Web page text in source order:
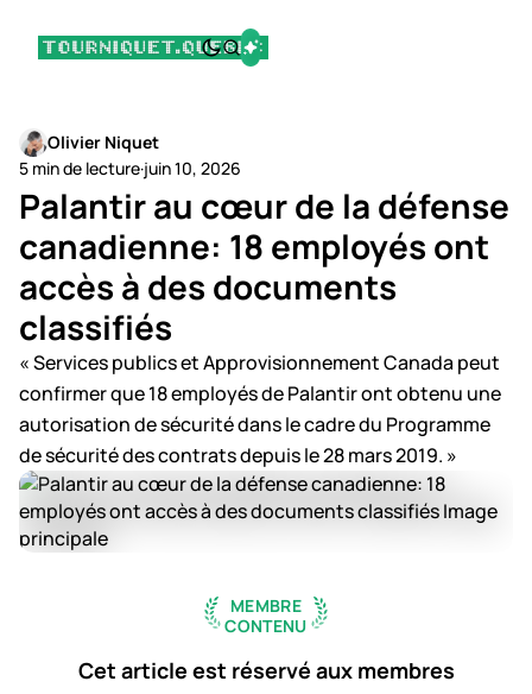
Olivier Niquet
5 min de lecture·juin 10, 2026
Palantir au cœur de la défense
canadienne: 18 employés ont
accès à des documents
classifiés
« Services publics et Approvisionnement Canada peut
confirmer que 18 employés de Palantir ont obtenu une
autorisation de sécurité dans le cadre du Programme
de sécurité des contrats depuis le 28 mars 2019. »
MEMBRE
CONTENU
Cet article est réservé aux membres